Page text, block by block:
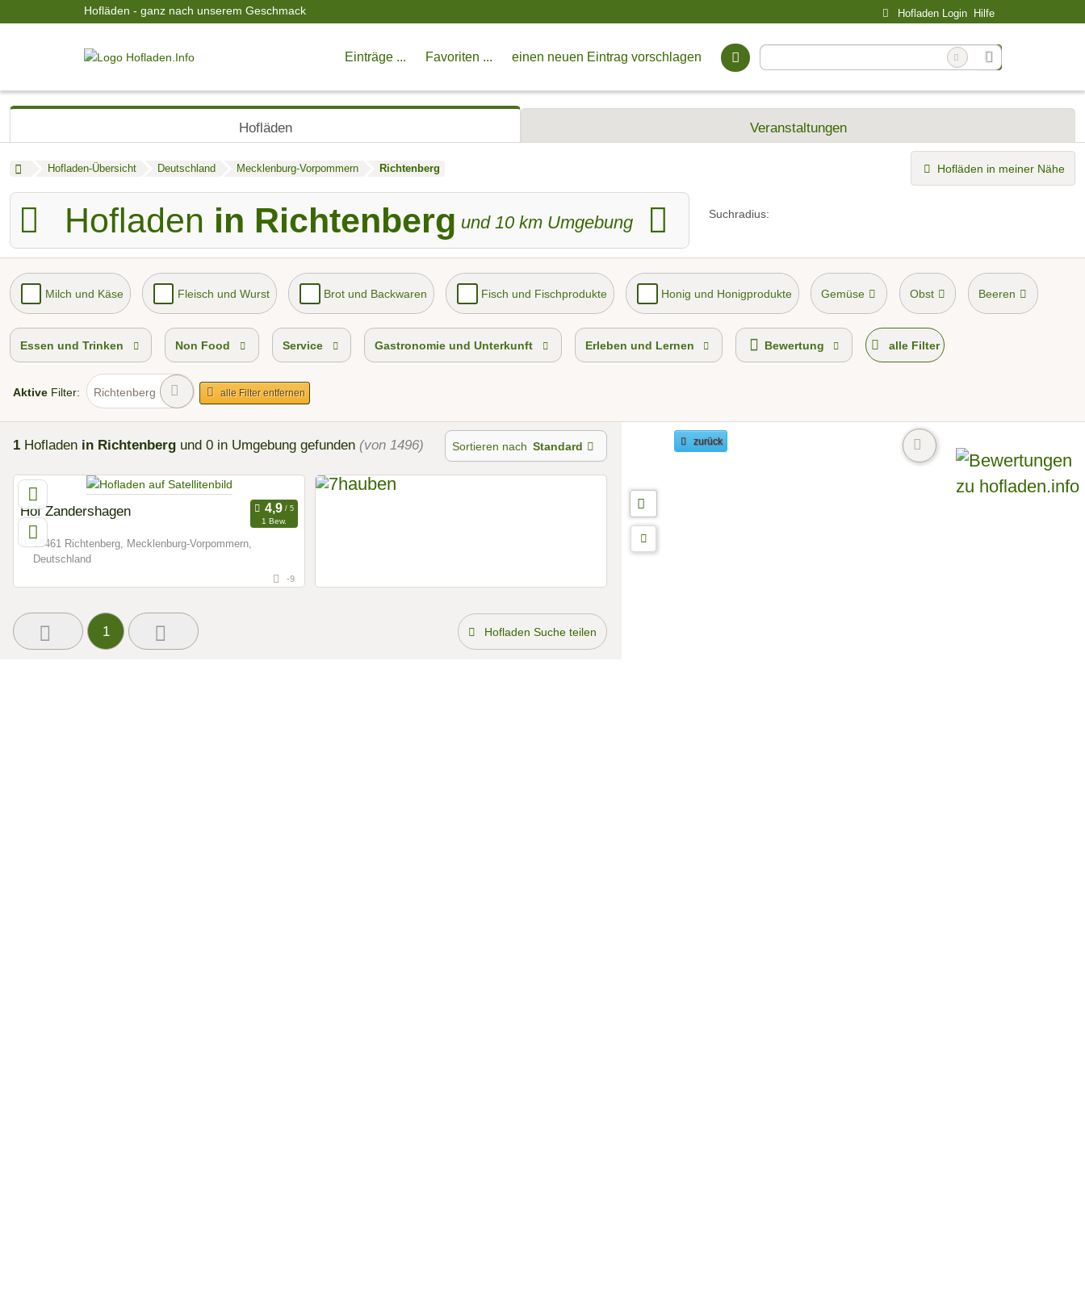
Hofläden - ganz nach unserem Geschmack Hofladen Login Hilfe
Einträge ... Favoriten ... einen neuen Eintrag vorschlagen
Hofläden Veranstaltungen
Hofladen-Übersicht Deutschland Mecklenburg-Vorpommern Richtenberg Hofläden in meiner Nähe
Hofladen in Richtenberg und10 km Umgebung Suchradius:
Milch und Käse Fleisch und Wurst Brot und Backwaren Fisch und Fischprodukte Honig und Honigprodukte Gemüse Obst Beeren
Essen und Trinken Non Food Service Gastronomie und Unterkunft Erleben und Lernen Bewertung alle Filter
Aktive Filter: Richtenberg alle Filter entfernen
1 Hofladen in Richtenberg und 0 in Umgebung gefunden (von 1496) Sortieren nach Standard
Hof Zandershagen
1 Bew.
18461 Richtenberg, Mecklenburg-Vorpommern,
Deutschland
-9
1 Hofladen Suche teilen
zurück